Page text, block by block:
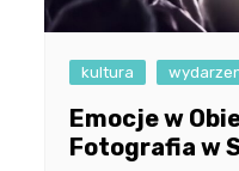
kultura
Emocje w
Fotografia w